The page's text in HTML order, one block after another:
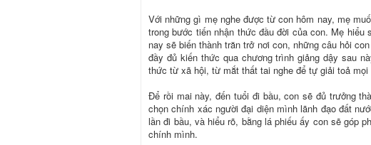
Với những gì mẹ nghe được từ con hôm nay, mẹ
trong bước tiến nhận thức đầu đời của con. Mẹ
nay sẽ biến thành trăn trở nơi con, những câu hỏi
đầy đủ kiến thức qua chương trình giảng dậy sau
thức từ xã hội, từ mắt thất tai nghe để tự giải toả
Để rồi mai này, đến tuổi đi bầu, con sẽ đủ trưởng
chọn chính xác người đại diện mình lãnh đạo đất
lần đi bầu, và hiểu rõ, bằng lá phiếu ấy con sẽ góp
chính mình.